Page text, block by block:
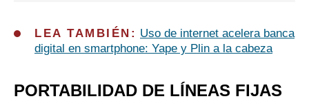
LEA TAMBIÉN: Uso de internet acelera banca
digital en smartphone: Yape y Plin a la cabeza
PORTABILIDAD DE LÍNEAS FIJAS